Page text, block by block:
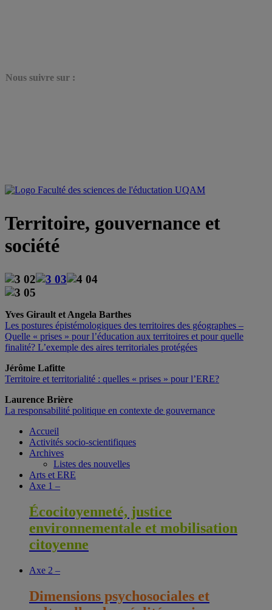
Nous suivre sur :
Territoire, gouvernance et
société
Yves Girault et Angela Barthes
Les postures épistémologiques des territoires des géographes –
Quelle « prises » pour l’éducation aux territoires et pour quelle
finalité? L’exemple des aires territoriales protégées
Jérôme Lafitte
Territoire et territorialité : quelles « prises » pour l’ERE?
Laurence Brière
La responsabilité politique en contexte de gouvernance
Accueil
Activités socio-scientifiques
Archives
Listes des nouvelles
Arts et ERE
Axe 1 –
Écocitoyenneté, justice
environnementale et mobilisation
citoyenne
Axe 2 –
Dimensions psychosociales et